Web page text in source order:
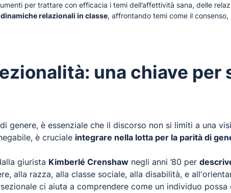
per trattare con efficacia i temi dell’affettività sana, delle
relazionali in classe, affrontando temi come il
una chiave per
genere, è essenziale che il discorso non si limiti a una
è cruciale integrare nella lotta per la parità di
giurista Kimberlé Crenshaw negli anni ’80 per
alla razza, alla classe sociale, alla disabilità, e
ci aiuta a comprendere come un individuo